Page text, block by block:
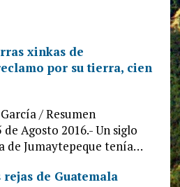
xinkas de
por su tierra, cien
/ Resumen
Agosto 2016.- Un siglo
de Jumaytepeque tenía…
de Guatemala